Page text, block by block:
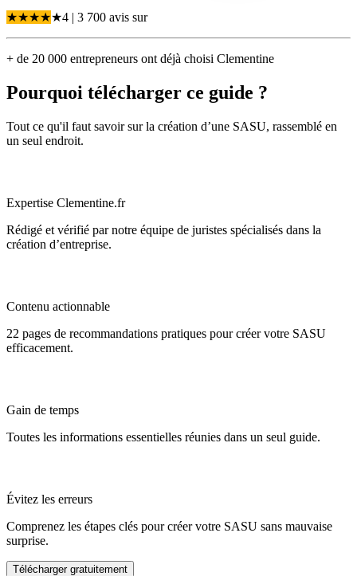
★★★★★4 | 3 700 avis sur
+ de 20 000 entrepreneurs ont déjà choisi Clementine
Pourquoi télécharger ce guide ?
Tout ce qu'il faut savoir sur la création d’une SASU, rassemblé en
un seul endroit.
Expertise Clementine.fr
Rédigé et vérifié par notre équipe de juristes spécialisés dans la
création d’entreprise.
Contenu actionnable
22 pages de recommandations pratiques pour créer votre SASU
efficacement.
Gain de temps
Toutes les informations essentielles réunies dans un seul guide.
Évitez les erreurs
Comprenez les étapes clés pour créer votre SASU sans mauvaise
surprise.
Télécharger gratuitement